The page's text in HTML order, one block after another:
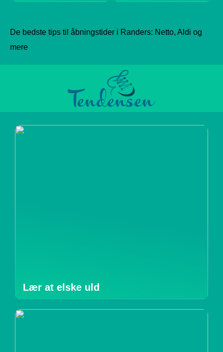
De bedste tips til åbningstider i Randers: Netto, Aldi og
mere
Lær at elske uld